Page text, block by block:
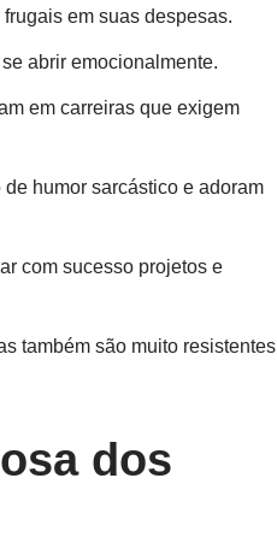
em suas despesas.
abrir emocionalmente.
em carreiras que exigem
humor sarcástico e adoram
com sucesso projetos e
também são muito resistentes
dos